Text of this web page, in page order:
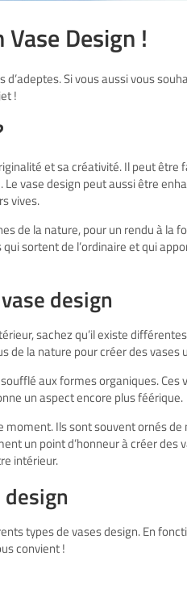
Design !
Si vous aussi vous
!
et sa créativité. Il peut
vase design peut aussi être
vives.
de la nature, pour un rendu à la
sortent de l’ordinaire et qui
design
sachez qu’il existe
de la nature pour créer des vases
aux formes organiques.
un aspect encore plus féérique.
moment. Ils sont souvent ornés
un point d’honneur à créer des
intérieur.
types de vases design. En
convient !